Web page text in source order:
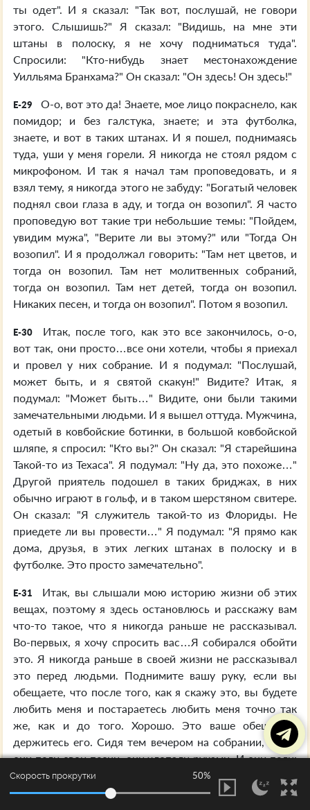
ты одет". И я сказал: "Так вот, послушай, не говори
этого. Слышишь?" Я сказал: "Видишь, на мне эти
штаны в полоску, я не хочу подниматься туда".
Спросили: "Кто-нибудь знает местонахождение
Уилльяма Бранхама?" Он сказал: "Он здесь! Он здесь!"
E-29
О-о, вот это да! Знаете, мое лицо покраснело, как
помидор; и без галстука, знаете; и эта футболка,
знаете, и вот в таких штанах. И я пошел, поднимаясь
туда, уши у меня горели. Я никогда не стоял рядом с
микрофоном. И так я начал там проповедовать, и я
взял тему, я никогда этого не забуду: "Богатый человек
поднял свои глаза в аду, и тогда он возопил". Я часто
проповедую вот такие три небольшие темы: "Пойдем,
увидим мужа", "Верите ли вы этому?" или "Тогда Он
возопил". И я продолжал говорить: "Там нет цветов, и
тогда он возопил. Там нет молитвенных собраний,
тогда он возопил. Там нет детей, тогда он возопил.
Никаких песен, и тогда он возопил". Потом я возопил.
E-30
Итак, после того, как это все закончилось, о-о,
вот так, они просто…все они хотели, чтобы я приехал
и провел у них собрание. И я подумал: "Послушай,
может быть, и я святой скакун!" Видите? Итак, я
подумал: "Может быть…" Видите, они были такими
замечательными людьми. И я вышел оттуда. Мужчина,
одетый в ковбойские ботинки, в большой ковбойской
шляпе, я спросил: "Кто вы?" Он сказал: "Я старейшина
Такой-то из Техаса". Я подумал: "Ну да, это похоже…"
Другой приятель подошел в таких бриджах, в них
обычно играют в гольф, и в таком шерстяном свитере.
Он сказал: "Я служитель такой-то из Флориды. Не
приедете ли вы провести…" Я подумал: "Я прямо как
дома, друзья, в этих легких штанах в полоску и в
футболке. Это просто замечательно".
E-31
Итак, вы слышали мою историю жизни об этих
вещах, поэтому я здесь остановлюсь и расскажу вам
что-то такое, что я никогда раньше не рассказывал.
Во-первых, я хочу спросить вас…Я собирался обойти
это. Я никогда раньше в своей жизни не рассказывал
это перед людьми. Поднимите вашу руку, если вы
обещаете, что после того, как я скажу это, вы будете
любить меня и постараетесь любить меня точно так
же, как и до того. Хорошо. Это ваше обещание,
держитесь его. Сидя тем вечером на собрании, когда
они пели свои песни, они хлопали руками. И они пели:
"Я…" Эту песенку: "Я знаю, это Кровь, я знаю, это
Кровь". И они бегали туда и сюда между рядами, и все
Скорость прокрутки 50%